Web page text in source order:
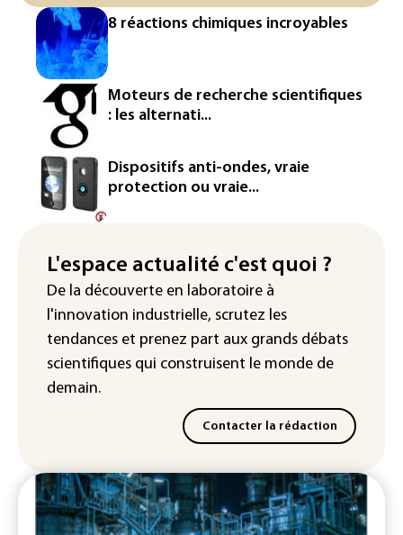
centrale de Golfech de nouveau à
l'arrêt
Amazon fait construire au Texas une
immense centrale à gaz pour ses
centres de données
L'UE demande à Meta et TikTok de
renforcer la surveillance et la
vérification des faits après l'affaire de
Ceuta
production d'électricité lors de l'éclipse
solaire
8 réactions chimiques incroyables
Moteurs de recherche scientifiques
: les alternati...
Dispositifs anti-ondes, vraie
protection ou vraie...
L'espace actualité c'est quoi ?
De la découverte en laboratoire à
l'innovation industrielle, scrutez les
tendances et prenez part aux grands débats
scientifiques qui construisent le monde de
demain.
Contacter la rédaction